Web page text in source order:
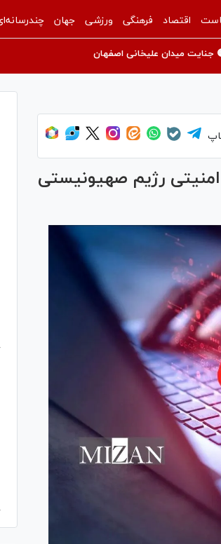
اقتصاد فرهنگی ورزشی جهان
جنایت میدان علیخانی اصفهان
امنیتی رژیم صهیونیستی